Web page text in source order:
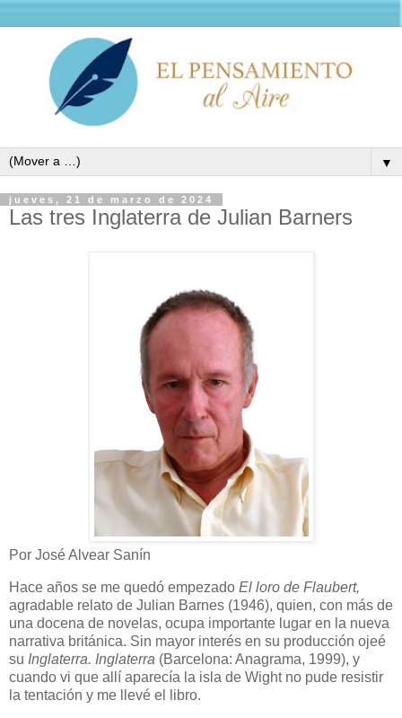
▼
jueves, 21 de marzo de 2024
Las tres Inglaterra de Julian Barners
Por José Alvear Sanín
Hace años se me quedó empezado El loro de Flaubert,
agradable relato de Julian Barnes (1946), quien, con más de
una docena de novelas, ocupa importante lugar en la nueva
narrativa británica. Sin mayor interés en su producción ojeé
su Inglaterra. Inglaterra (Barcelona: Anagrama, 1999), y
cuando vi que allí aparecía la isla de Wight no pude resistir
la tentación y me llevé el libro.